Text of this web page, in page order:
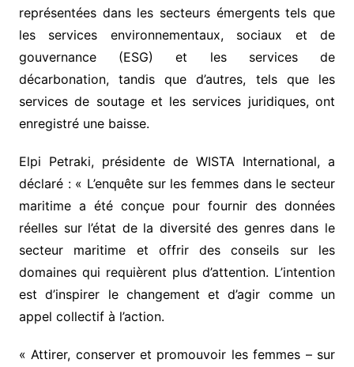
représentées dans les secteurs émergents tels que
les services environnementaux, sociaux et de
gouvernance (ESG) et les services de
décarbonation, tandis que d’autres, tels que les
services de soutage et les services juridiques, ont
enregistré une baisse.
Elpi Petraki, présidente de WISTA International, a
déclaré : « L’enquête sur les femmes dans le secteur
maritime a été conçue pour fournir des données
réelles sur l’état de la diversité des genres dans le
secteur maritime et offrir des conseils sur les
domaines qui requièrent plus d’attention. L’intention
est d’inspirer le changement et d’agir comme un
appel collectif à l’action.
« Attirer, conserver et promouvoir les femmes – sur